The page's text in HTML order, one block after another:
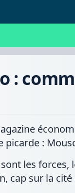
:
picarde :
les forces,
cap sur la